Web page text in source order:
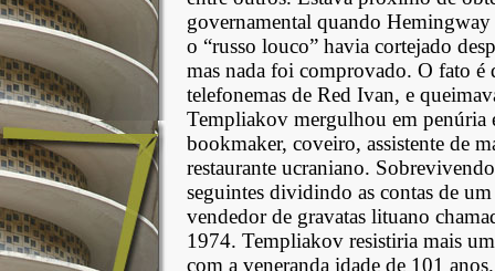
governamental quando
o “russo louco” havia cortejado
mas nada foi comprovado. O fato é
telefonemas de Red Ivan, e
Templiakov mergulhou em penúria
bookmaker, coveiro, assistente de
restaurante ucraniano.
seguintes dividindo as contas de
vendedor de gravatas lituano
1974. Templiakov resistiria mais
com a veneranda idade de 101